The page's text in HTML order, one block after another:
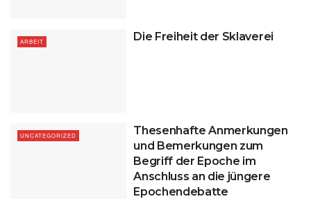
ARBEIT Die Freiheit der Sklaverei
UNCATEGORIZED
Thesenhafte Anmerkungen
und Bemerkungen zum
Begriff der Epoche im
Anschluss an die jüngere
Epochendebatte